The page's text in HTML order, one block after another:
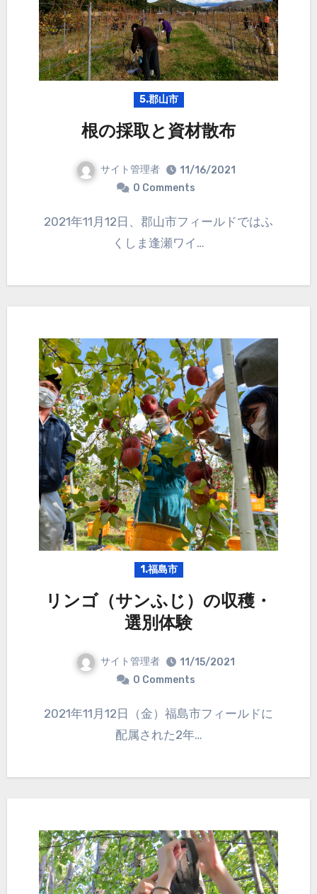
5.郡山市
根の採取と資材散布
サイト管理者
11/16/2021
0 Comments
2021年11月12日、郡山市フィールドではふ
くしま逢瀬ワイ…
1.福島市
リンゴ（サンふじ）の収穫・
選別体験
サイト管理者
11/15/2021
0 Comments
2021年11月12日（金）福島市フィールドに
配属された2年…